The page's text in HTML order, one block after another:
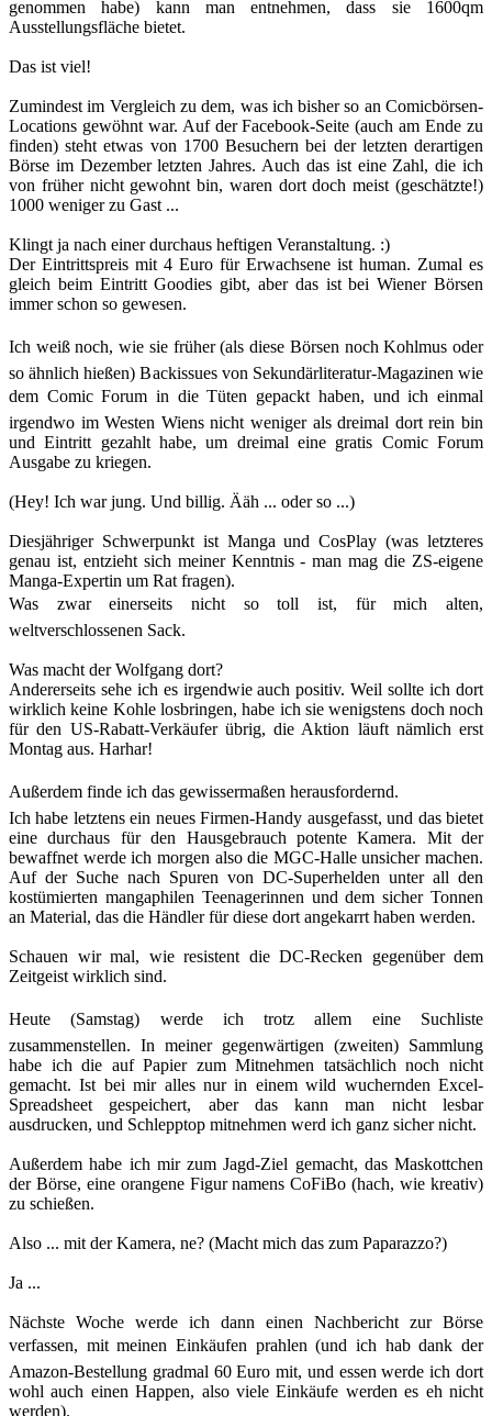
genommen habe) kann man entnehmen, dass sie 1600qm
Ausstellungsfläche bietet.
Das ist viel!
Zumindest im Vergleich zu dem, was ich bisher so an Comicbörsen-
Locations gewöhnt war. Auf der Facebook-Seite (auch am Ende zu
finden) steht etwas von 1700 Besuchern bei der letzten derartigen
Börse im Dezember letzten Jahres. Auch das ist eine Zahl, die ich
von früher nicht gewohnt bin, waren dort doch meist (geschätzte!)
1000 weniger zu Gast ...
Klingt ja nach einer durchaus heftigen Veranstaltung. :)
Der Eintrittspreis mit 4 Euro für Erwachsene ist human. Zumal es
gleich beim Eintritt Goodies gibt, aber das ist bei Wiener Börsen
immer schon so gewesen.
Ich weiß noch, wie sie früher (als diese Börsen noch Kohlmus oder
so ähnlich hießen) Backissues von Sekundärliteratur-Magazinen wie
dem Comic Forum in die Tüten gepackt haben, und ich einmal
irgendwo im Westen Wiens nicht weniger als dreimal dort rein bin
und Eintritt gezahlt habe, um dreimal eine gratis Comic Forum
Ausgabe zu kriegen.
(Hey! Ich war jung. Und billig. Ääh ... oder so ...)
Diesjähriger Schwerpunkt ist Manga und CosPlay (was letzteres
genau ist, entzieht sich meiner Kenntnis - man mag die ZS-eigene
Manga-Expertin um Rat fragen).
Was zwar einerseits nicht so toll ist, für mich alten,
weltverschlossenen Sack.
Was macht der Wolfgang dort?
Andererseits sehe ich es irgendwie auch positiv. Weil sollte ich dort
wirklich keine Kohle losbringen, habe ich sie wenigstens doch noch
für den US-Rabatt-Verkäufer übrig, die Aktion läuft nämlich erst
Montag aus. Harhar!
Außerdem finde ich das gewissermaßen herausfordernd.
Ich habe letztens ein neues Firmen-Handy ausgefasst, und das bietet
eine durchaus für den Hausgebrauch potente Kamera. Mit der
bewaffnet werde ich morgen also die MGC-Halle unsicher machen.
Auf der Suche nach Spuren von DC-Superhelden unter all den
kostümierten mangaphilen Teenagerinnen und dem sicher Tonnen
an Material, das die Händler für diese dort angekarrt haben werden.
Schauen wir mal, wie resistent die DC-Recken gegenüber dem
Zeitgeist wirklich sind.
Heute (Samstag) werde ich trotz allem eine Suchliste
zusammenstellen. In meiner gegenwärtigen (zweiten) Sammlung
habe ich die auf Papier zum Mitnehmen tatsächlich noch nicht
gemacht. Ist bei mir alles nur in einem wild wuchernden Excel-
Spreadsheet gespeichert, aber das kann man nicht lesbar
ausdrucken, und Schlepptop mitnehmen werd ich ganz sicher nicht.
Außerdem habe ich mir zum Jagd-Ziel gemacht, das Maskottchen
der Börse, eine orangene Figur namens CoFiBo (hach, wie kreativ)
zu schießen.
Also ... mit der Kamera, ne? (Macht mich das zum Paparazzo?)
Ja ...
Nächste Woche werde ich dann einen Nachbericht zur Börse
verfassen, mit meinen Einkäufen prahlen (und ich hab dank der
Amazon-Bestellung gradmal 60 Euro mit, und essen werde ich dort
wohl auch einen Happen, also viele Einkäufe werden es eh nicht
werden).